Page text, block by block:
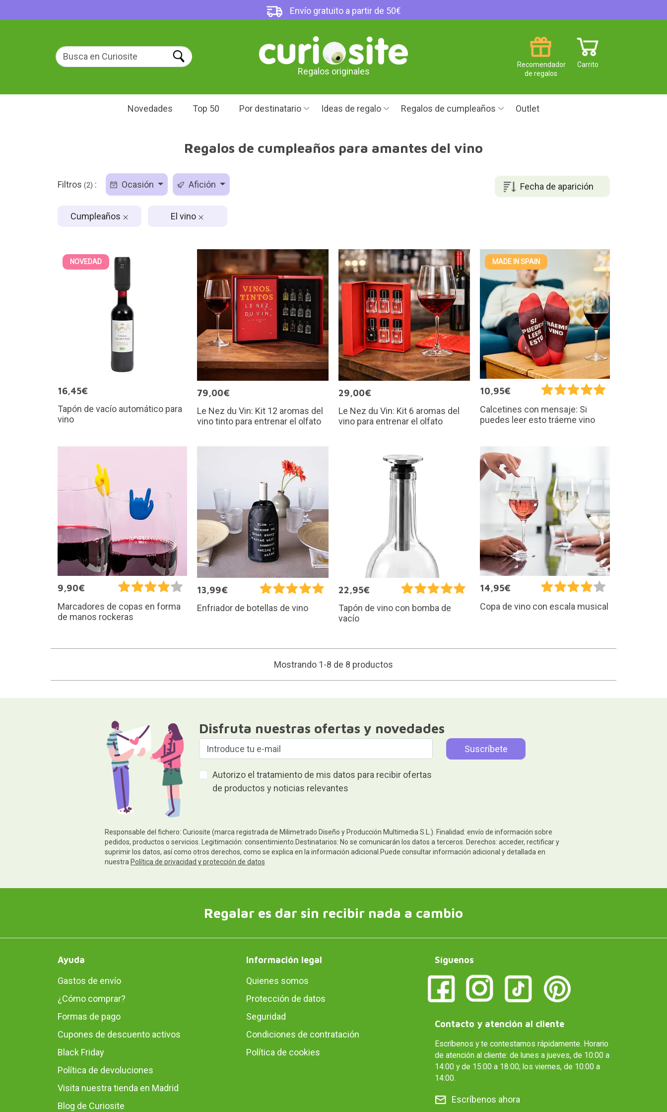
Envío gratuito a partir de 50€
Regalos originales
Carrito
Recomendador
de regalos
Novedades Top 50 Por destinatario Ideas de regalo Regalos de cumpleaños Outlet
Regalos de cumpleaños para amantes del vino
Fecha de aparición
Filtros (2) : Ocasión Afición
Cumpleaños El vino
NOVEDAD
16,45€
Tapón de vacío automático para
vino
79,00€
Le Nez du Vin: Kit 12 aromas del
vino tinto para entrenar el olfato
29,00€
Le Nez du Vin: Kit 6 aromas del
vino para entrenar el olfato
MADE IN SPAIN
10,95€
Calcetines con mensaje: Si
puedes leer esto tráeme vino
9,90€
Marcadores de copas en forma
de manos rockeras
13,99€
Enfriador de botellas de vino
22,95€
Tapón de vino con bomba de
vacío
14,95€
Copa de vino con escala musical
Mostrando 1-8 de 8 productos
Disfruta nuestras ofertas y novedades
Autorizo el tratamiento de mis datos para recibir ofertas
de productos y noticias relevantes
Responsable del fichero: Curiosite (marca registrada de Milimetrado Diseño y Producción Multimedia S.L.). Finalidad: envío de información sobre
pedidos, productos o servicios. Legitimación: consentimiento.Destinatarios: No se comunicarán los datos a terceros. Derechos: acceder, rectificar y
suprimir los datos, así como otros derechos, como se explica en la información adicional.Puede consultar información adicional y detallada en
nuestra Política de privacidad y protección de datos
Regalar es dar sin recibir nada a cambio
Ayuda
Gastos de envío
¿Cómo comprar?
Formas de pago
Cupones de descuento activos
Black Friday
Política de devoluciones
Visita nuestra tienda en Madrid
Blog de Curiosite
Información legal
Quienes somos
Protección de datos
Seguridad
Condiciones de contratación
Política de cookies
Síguenos
Contacto y atención al cliente
Escríbenos y te contestamos rápidamente. Horario
de atención al cliente: de lunes a jueves, de 10:00 a
14:00 y de 15:00 a 18:00; los viernes, de 10:00 a
14:00.
Escríbenos ahora